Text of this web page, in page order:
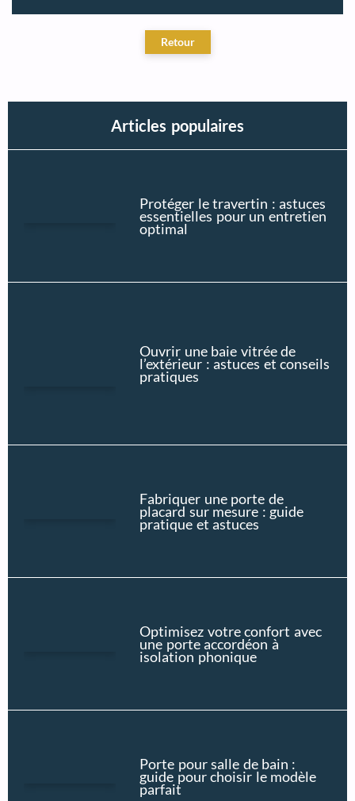
Articles populaires
Protéger le travertin : astuces
essentielles pour un entretien
optimal
Ouvrir une baie vitrée de
l’extérieur : astuces et conseils
pratiques
Fabriquer une porte de
placard sur mesure : guide
pratique et astuces
Optimisez votre confort avec
une porte accordéon à
isolation phonique
Porte pour salle de bain :
guide pour choisir le modèle
parfait